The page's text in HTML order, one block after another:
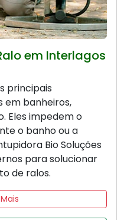
em Interlagos
principais
em banheiros,
Eles impedem o
o banho ou a
Bio Soluções
para solucionar
de ralos.